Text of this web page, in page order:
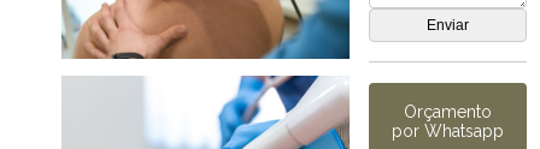
Orçamento
por Whatsapp